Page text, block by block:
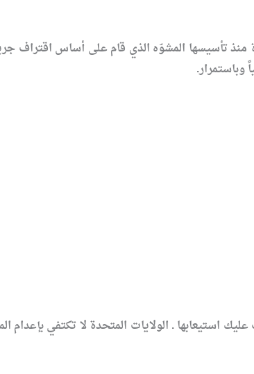
منذ تأسيسها المشوّه الذي قام على أساس اقتراف
وباستمرار.
. الولايات المتحدة لا تكتفي بإعدام